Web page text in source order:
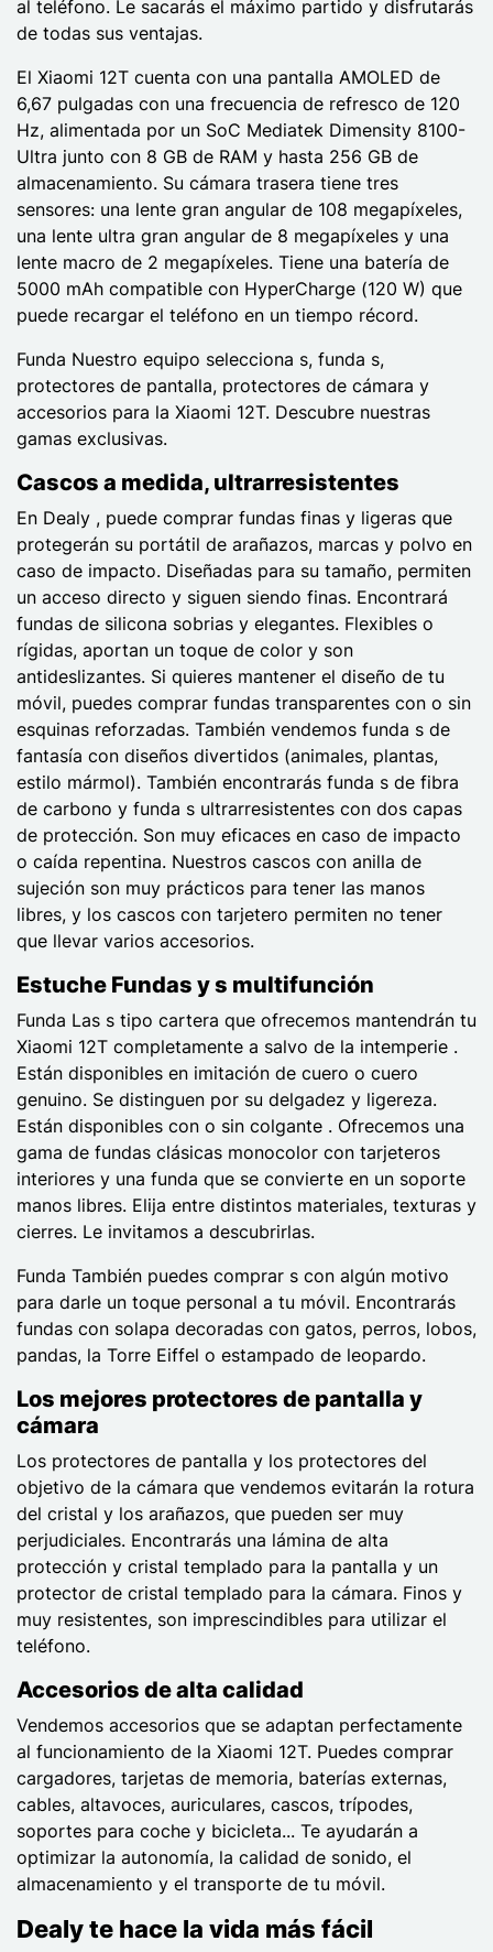
al teléfono. Le sacarás el máximo partido y disfrutarás
de todas sus ventajas.
El Xiaomi 12T cuenta con una pantalla AMOLED de
6,67 pulgadas con una frecuencia de refresco de 120
Hz, alimentada por un SoC Mediatek Dimensity 8100-
Ultra junto con 8 GB de RAM y hasta 256 GB de
almacenamiento. Su cámara trasera tiene tres
sensores: una lente gran angular de 108 megapíxeles,
una lente ultra gran angular de 8 megapíxeles y una
lente macro de 2 megapíxeles. Tiene una batería de
5000 mAh compatible con HyperCharge (120 W) que
puede recargar el teléfono en un tiempo récord.
Funda Nuestro equipo selecciona s, funda s,
protectores de pantalla, protectores de cámara y
accesorios para la Xiaomi 12T. Descubre nuestras
gamas exclusivas.
Cascos a medida, ultrarresistentes
En Dealy , puede comprar fundas finas y ligeras que
protegerán su portátil de arañazos, marcas y polvo en
caso de impacto. Diseñadas para su tamaño, permiten
un acceso directo y siguen siendo finas. Encontrará
fundas de silicona sobrias y elegantes. Flexibles o
rígidas, aportan un toque de color y son
antideslizantes. Si quieres mantener el diseño de tu
móvil, puedes comprar fundas transparentes con o sin
esquinas reforzadas. También vendemos funda s de
fantasía con diseños divertidos (animales, plantas,
estilo mármol). También encontrarás funda s de fibra
de carbono y funda s ultrarresistentes con dos capas
de protección. Son muy eficaces en caso de impacto
o caída repentina. Nuestros cascos con anilla de
sujeción son muy prácticos para tener las manos
libres, y los cascos con tarjetero permiten no tener
que llevar varios accesorios.
Estuche Fundas y s multifunción
Funda Las s tipo cartera que ofrecemos mantendrán tu
Xiaomi 12T completamente a salvo de la intemperie .
Están disponibles en imitación de cuero o cuero
genuino. Se distinguen por su delgadez y ligereza.
Están disponibles con o sin colgante . Ofrecemos una
gama de fundas clásicas monocolor con tarjeteros
interiores y una funda que se convierte en un soporte
manos libres. Elija entre distintos materiales, texturas y
cierres. Le invitamos a descubrirlas.
Funda También puedes comprar s con algún motivo
para darle un toque personal a tu móvil. Encontrarás
fundas con solapa decoradas con gatos, perros, lobos,
pandas, la Torre Eiffel o estampado de leopardo.
Los mejores protectores de pantalla y
cámara
Los protectores de pantalla y los protectores del
objetivo de la cámara que vendemos evitarán la rotura
del cristal y los arañazos, que pueden ser muy
perjudiciales. Encontrarás una lámina de alta
protección y cristal templado para la pantalla y un
protector de cristal templado para la cámara. Finos y
muy resistentes, son imprescindibles para utilizar el
teléfono.
Accesorios de alta calidad
Vendemos accesorios que se adaptan perfectamente
al funcionamiento de la Xiaomi 12T. Puedes comprar
cargadores, tarjetas de memoria, baterías externas,
cables, altavoces, auriculares, cascos, trípodes,
soportes para coche y bicicleta... Te ayudarán a
optimizar la autonomía, la calidad de sonido, el
almacenamiento y el transporte de tu móvil.
Dealy te hace la vida más fácil